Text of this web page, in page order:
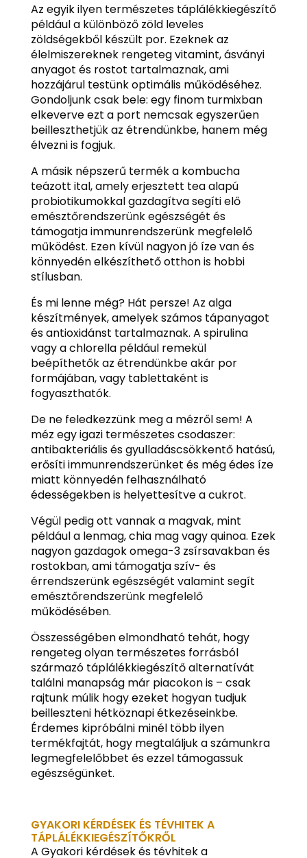
Az egyik ilyen természetes táplálékkiegészítő
például a különböző zöld leveles
zöldségekből készült por. Ezeknek az
élelmiszereknek rengeteg vitamint, ásványi
anyagot és rostot tartalmaznak, ami
hozzájárul testünk optimális működéséhez.
Gondoljunk csak bele: egy finom turmixban
elkeverve ezt a port nemcsak egyszerűen
beilleszthetjük az étrendünkbe, hanem még
élvezni is fogjuk.
A másik népszerű termék a kombucha
teázott ital, amely erjesztett tea alapú
probiotikumokkal gazdagítva segíti elő
emésztőrendszerünk egészségét és
támogatja immunrendszerünk megfelelő
működést. Ezen kívül nagyon jó íze van és
könnyedén elkészíthető otthon is hobbi
stílusban.
És mi lenne még? Hát persze! Az alga
készítmények, amelyek számos tápanyagot
és antioxidánst tartalmaznak. A spirulina
vagy a chlorella például remekül
beépíthetők az étrendünkbe akár por
formájában, vagy tablettaként is
fogyaszthatók.
De ne feledkezzünk meg a mézről sem! A
méz egy igazi természetes csodaszer:
antibakteriális és gyulladáscsökkentő hatású,
erősíti immunrendszerünket és még édes íze
miatt könnyedén felhasználható
édességekben is helyettesítve a cukrot.
Végül pedig ott vannak a magvak, mint
például a lenmag, chia mag vagy quinoa. Ezek
nagyon gazdagok omega-3 zsírsavakban és
rostokban, ami támogatja szív- és
érrendszerünk egészségét valamint segít
emésztőrendszerünk megfelelő
működésében.
Összességében elmondható tehát, hogy
rengeteg olyan természetes forrásból
származó táplálékkiegészítő alternatívát
találni manapság már piacokon is – csak
rajtunk múlik hogy ezeket hogyan tudjuk
beilleszteni hétköznapi étkezéseinkbe.
Érdemes kipróbálni minél több ilyen
termékfajtát, hogy megtaláljuk a számunkra
legmegfelelőbbet és ezzel támogassuk
egészségünket.
GYAKORI KÉRDÉSEK ÉS TÉVHITEK A
TÁPLÁLÉKKIEGÉSZÍTŐKRŐL
A Gyakori kérdések és tévhitek a